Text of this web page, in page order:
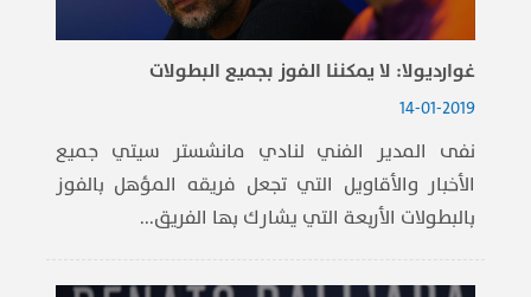
غوارديولا: لا يمكننا الفوز بجميع البطولات
14-01-2019
نفى المدير الفني لنادي مانشستر سيتي جميع
الأخبار والأقاويل التي تجعل فريقه المؤهل بالفوز
بالبطولات الأربعة التي يشارك بها الفريق...